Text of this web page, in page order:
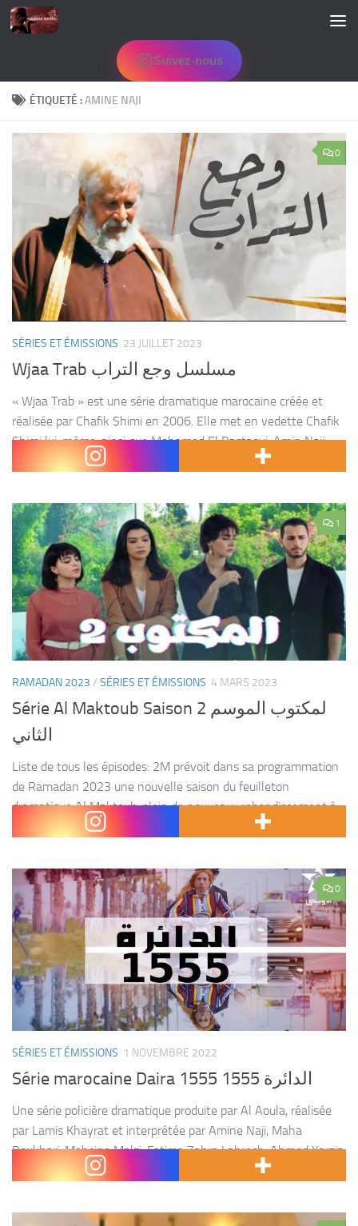
Skip to content
Suivez-nous
ÉTIQUETÉ :AMINE NAJI
0
SÉRIES ET ÉMISSIONS 23 JUILLET 2023
Wjaa Trab مسلسل وجع التراب
« Wjaa Trab » est une série dramatique marocaine créée et
réalisée par Chafik Shimi en 2006. Elle met en vedette Chafik
Shimi lui-même, ainsi que Mohamed El Bastaoui, Amin Naji,
Hassan Moussaoui, Jamila El Haouni,...
1
RAMADAN 2023 / SÉRIES ET ÉMISSIONS 4 MARS 2023
Série Al Maktoub Saison 2 لمكتوب الموسم
الثاني
Liste de tous les épisodes: 2M prévoit dans sa programmation
de Ramadan 2023 une nouvelle saison du feuilleton
dramatique Al Maktoub, plein de nouveaux rebondissement à
suivre dans la vie de la Cheikha et...
0
SÉRIES ET ÉMISSIONS 1 NOVEMBRE 2022
Série marocaine Daira 1555 الدائرة 1555
Une série policière dramatique produite par Al Aoula, réalisée
par Lamis Khayrat et interprétée par Amine Naji, Maha
Boukhari, Mohcine Malzi, Fatima Zahra Lahrech, Ahmed Yarziz
et Mohamed Kafi. La série raconte l’histoire de...